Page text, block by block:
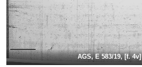
AGS, E 583/19, [f. 4v]